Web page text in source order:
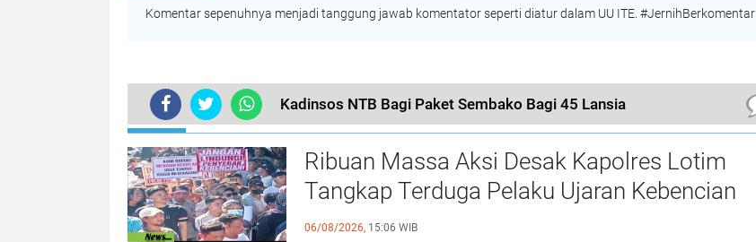
Komentar sepenuhnya menjadi tanggung jawab komentator seperti diatur dalam UU ITE. #JernihBerkomentar
Kadinsos NTB Bagi Paket Sembako Bagi 45 Lansia
TERKINI
Ribuan Massa Aksi Desak Kapolres Lotim
Tangkap Terduga Pelaku Ujaran Kebencian
Terhadap Bupati di Medsos
06/08/2026, 15:06 WIB